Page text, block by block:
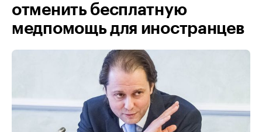
отменить бесплатную
медпомощь для иностранцев